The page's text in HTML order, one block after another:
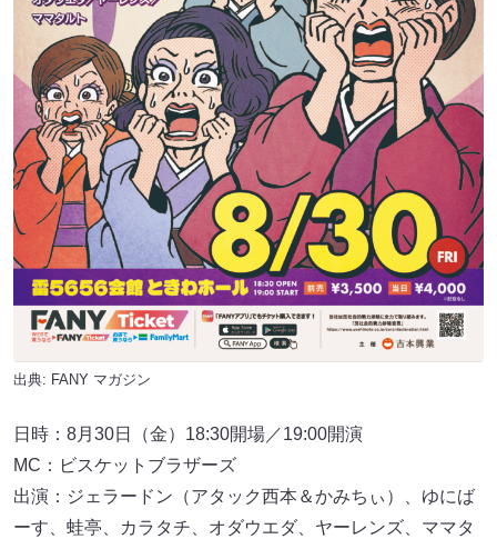
出典: FANY マガジン
日時：8月30日（金）18:30開場／19:00開演
MC：ビスケットブラザーズ
出演：ジェラードン（アタック西本＆かみちぃ）、ゆにば
ーす、蛙亭、カラタチ、オダウエダ、ヤーレンズ、ママタ